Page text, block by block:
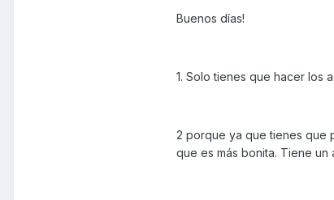
Buenos días!
1. Solo tienes que hacer los
2 porque ya que tienes que
que es más bonita. Tiene